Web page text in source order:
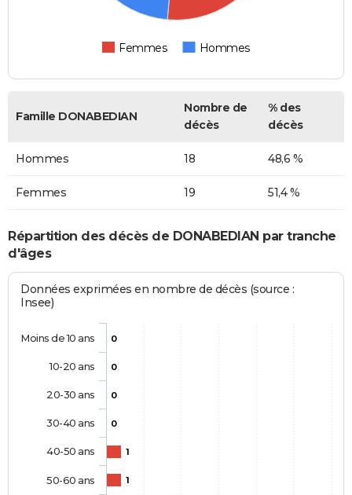
Femmes Hommes
Famille DONABEDIAN
Nombre de
décès
% des
décès
Hommes 18 48,6 %
Femmes 19 51,4 %
Répartition des décès de DONABEDIAN par tranche
d'âges
Données exprimées en nombre de décès (source :
Insee)
0
0
0
0
1
1
Moins de 10 ans
10-20 ans
20-30 ans
30-40 ans
40-50 ans
50-60 ans